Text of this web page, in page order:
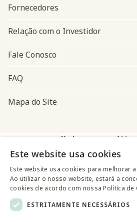
Fornecedores
Relação com o Investidor
Fale Conosco
FAQ
Mapa do Site
Baixe o app
Este website usa cookies
Este website usa cookies para melhorar
Ao utilizar o nosso website, estará a
cookies de acordo com nossa Política de
ESTRITAMENTE NECESSÁRIOS